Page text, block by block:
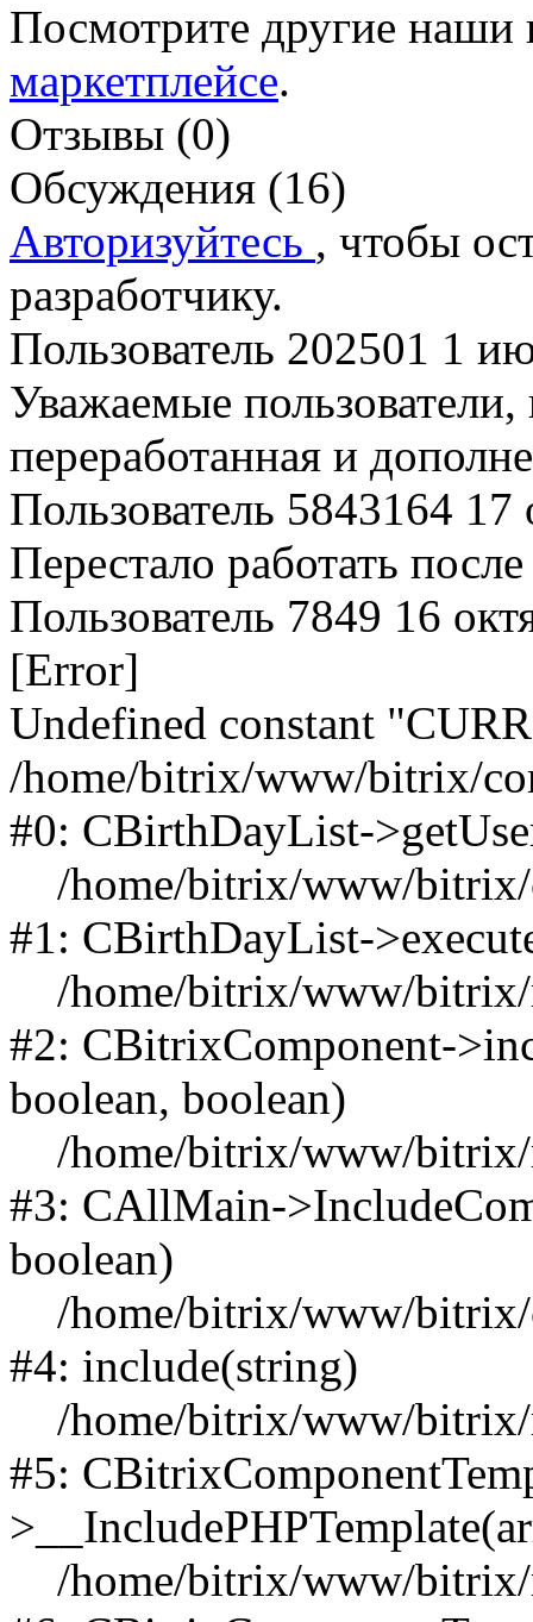
Посмотрите другие
маркетплейсе.
Отзывы (0)
Обсуждения (16)
Авторизуйтесь , чтобы
разработчику.
Пользователь 202501 1
Уважаемые
переработанная и
Пользователь 5843164 17
Перестало работать
Пользователь 7849 16
[Error]
Undefined constant
/home/bitrix/www/bitrix/
#0: CBirthDayList-
/home/bitrix/www/bitrix/
#1: CBirthDayList-
/home/bitrix/www/bitrix/
#2: CBitrixComponent-
boolean, boolean)
/home/bitrix/www/bitrix/
#3: CAllMain-
boolean)
/home/bitrix/www/bitrix/
#4: include(string)
/home/bitrix/www/bitrix/
#5:
/home/bitrix/www/bitrix/